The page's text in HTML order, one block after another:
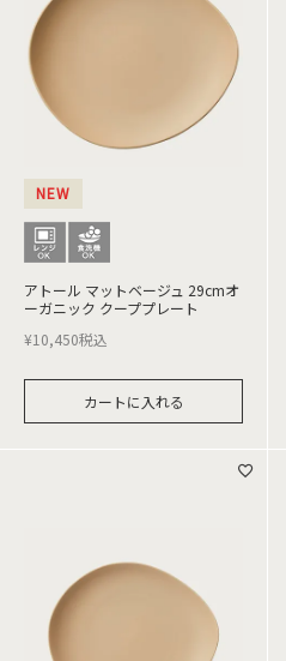
NEW
アトール マットベージュ 29cmオ
ーガニック クーププレート
¥10,450税込
カートに入れる